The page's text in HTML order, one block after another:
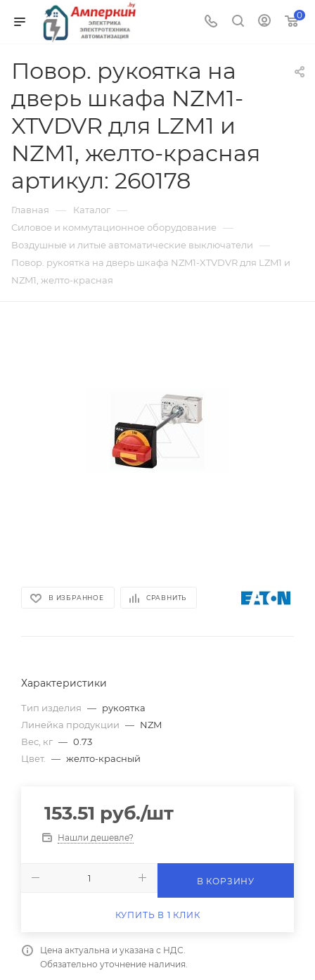
0
Повор. рукоятка на
дверь шкафа NZM1-
XTVDVR для LZM1 и
NZM1, желто-красная
артикул: 260178
Главная — Каталог —
Силовое и коммутационное оборудование —
Воздушные и литые автоматические выключатели —
Повор. рукоятка на дверь шкафа NZM1-XTVDVR для LZM1 и
NZM1, желто-красная
В ИЗБРАННОЕ СРАВНИТЬ
Характеристики
Тип изделия — рукоятка
Линейка продукции — NZM
Вес, кг — 0.73
Цвет.
— желто-красный
153.51 руб./шт
Нашли дешевле?
В КОРЗИНУ
КУПИТЬ В 1 КЛИК
Цена актуальна и указана с НДС.
Обязательно уточнение наличия.